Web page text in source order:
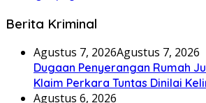
Berita Kriminal
Agustus 7, 2026Agustus 7, 2026
Dugaan Penyerangan Rumah
Klaim Perkara Tuntas Dinilai
Agustus 6, 2026